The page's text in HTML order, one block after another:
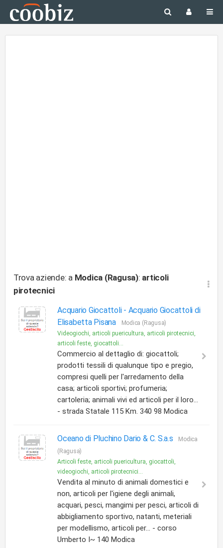
Trova aziende: a Modica (Ragusa): articoli
pirotecnici
Acquario Giocattoli - Acquario Giocattoli di
Elisabetta Pisana
Modica (Ragusa)
Videogiochi, articoli puericultura, articoli pirotecnici,
articoli feste, giocattoli...
Commercio al dettaglio di: giocattoli;
prodotti tessili di qualunque tipo e pregio,
compresi quelli per l'arredamento della
casa; articoli sportivi; profumeria;
cartoleria; animali vivi ed articoli per il loro...
- strada Statale 115 Km. 340 98 Modica
Oceano di Pluchino Dario & C. S.a.s
Modica
(Ragusa)
Articoli feste, articoli puericultura, giocattoli,
videogiochi, articoli pirotecnici...
Vendita al minuto di animali domestici e
non, articoli per l'igiene degli animali,
acquari, pesci, mangimi per pesci, articoli di
abbigliamento sportivo, natanti, meteriali
per modellismo, articoli per... - corso
Umberto I~ 140 Modica